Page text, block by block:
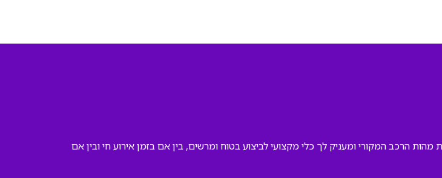
הרכב המקורי ומעניק לך כלי מקצועי לביצוע בטוח ומרשים, בין אם בזמן אירוע חי ובין אם